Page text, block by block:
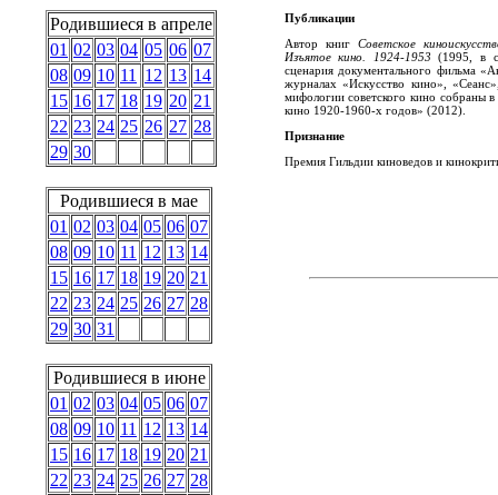
Родившиеся в апреле
01 02 03 04 05 06 07
08 09 10 11 12 13 14
15 16 17 18 19 20 21
22 23 24 25 26 27 28
29 30
Родившиеся в мае
01 02 03 04 05 06 07
08 09 10 11 12 13 14
15 16 17 18 19 20 21
22 23 24 25 26 27 28
29 30 31
Родившиеся в июне
01 02 03 04 05 06 07
08 09 10 11 12 13 14
15 16 17 18 19 20 21
22 23 24 25 26 27 28
Публикации
Автор книг Советское
Изъятое кино. 1924-1953 (1995, в
сценария документального фильма
журналах «Искусство кино»,
мифологии советского кино собраны
кино 1920-1960-х годов» (2012).
Признание
Премия Гильдии киноведов и